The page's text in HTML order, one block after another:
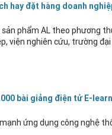
hay đặt hàng doanh
phẩm AL theo phương
viện nghiên cứu, trường đại
bài giảng điện tử E-
ứng dụng công nghệ